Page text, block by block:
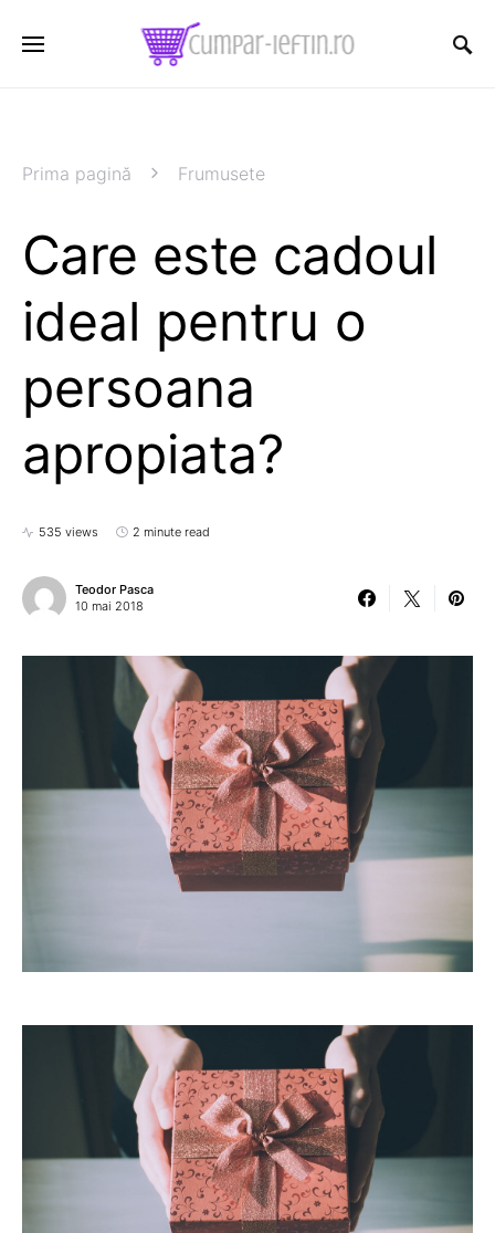
Prima pagină Frumusete
Care este cadoul
ideal pentru o
persoana
apropiata?
535 views 2 minute read
Teodor Pasca
10 mai 2018